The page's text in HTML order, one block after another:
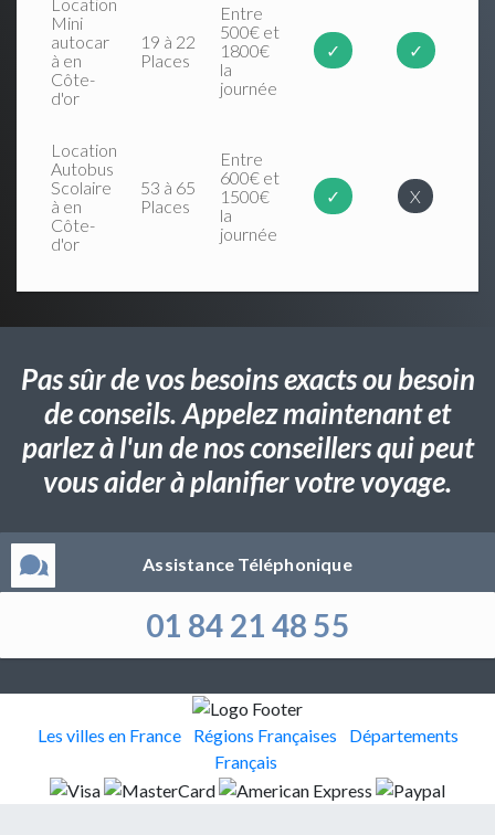
Mini
autocar
à en
Côte-
d'or
19 à 22
Places
Entre
500€ et
1800€
la
journée
✓ ✓
Location
Autobus
Scolaire
à en
Côte-
d'or
53 à 65
Places
Entre
600€ et
1500€
la
journée
✓ X
Pas sûr de vos besoins exacts ou besoin
de conseils. Appelez maintenant et
parlez à l'un de nos conseillers qui peut
vous aider à planifier votre voyage.
Assistance Téléphonique
01 84 21 48 55
Les villes en France Régions Françaises
Départements
Français